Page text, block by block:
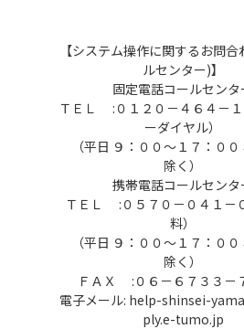
【システム操作に関するお問
ルセンター)】
固定電話コールセンタ
ＴＥＬ :０１２０－４６４－１
ーダイヤル）
（平日 ９：００～１７：００
除く）
携帯電話コールセンタ
ＴＥＬ :０５７０－０４１－
料）
（平日 ９：００～１７：００
除く）
ＦＡＸ :０６－６７３３－
電子メール: help-shinsei-
ply.e-tumo.jp